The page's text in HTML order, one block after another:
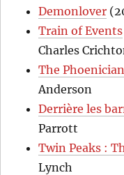
Demonlover
Train of Events
Charles
The
Anderson
Derrière les
Parrott
Twin Peaks :
Lynch